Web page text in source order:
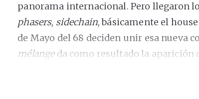
panorama internacional. Pero llegaron
phasers, sidechain, básicamente el
de Mayo del 68 deciden unir esa nueva
mélange da como resultado la aparición